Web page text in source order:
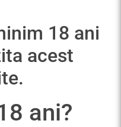
380,00lei
18 ani
acest
ani?